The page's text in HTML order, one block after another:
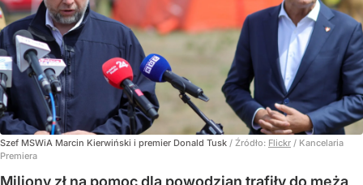
Szef MSWiA Marcin Kierwiński i premier Donald Tusk / Źródło: Flickr / Kancelaria
Premiera
Miliony zł na pomoc dla powodzian trafiły do męża